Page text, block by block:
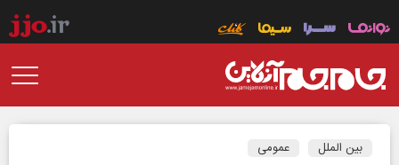
بین الملل عمومی